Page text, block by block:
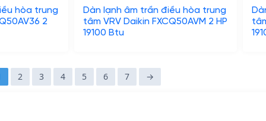
hòa trung
2
Dàn lạnh âm trần điều hòa trung
tâm VRV Daikin FXCQ50AVM 2 HP
19100 Btu
2 3 4 5 6 7 →